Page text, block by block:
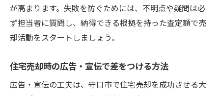
が高まります。失敗を防ぐためには、不明点や疑問は必
ず担当者に質問し、納得できる根拠を持った査定額で売
却活動をスタートしましょう。
住宅売却時の広告・宣伝で差をつける方法
広告・宣伝の工夫は、守口市で住宅売却を成功させる大